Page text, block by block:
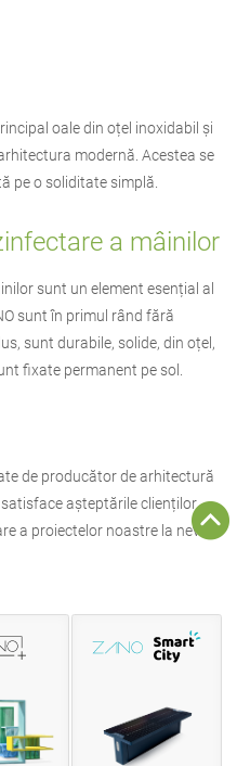
oale din oțel inoxidabil și
modernă. Acestea se
pe o soliditate simplă.
a mâinilor
sunt un element esențial al
sunt în primul rând fără
sunt durabile, solide, din oțel,
fixate permanent pe sol.
de producător de arhitectură
așteptările clienților
a proiectelor noastre la nevoile